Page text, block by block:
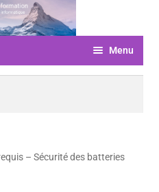
Menu
– Sécurité des batteries